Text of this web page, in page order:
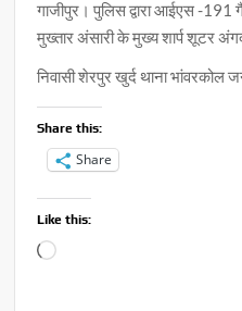
गाजीपुर। पुलिस द्वारा आईएस -191
मुख्तार अंसारी के मुख्य शार्प शूटर
निवासी शेरपुर खुर्द थाना भांवरकोल
Share this:
Share
Like this:
Loading…